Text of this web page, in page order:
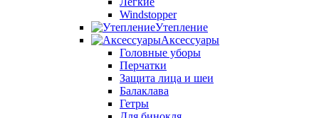
Windstopper
Утепление
Аксессуары
Головные уборы
Перчатки
Защита лица и шеи
Балаклава
Гетры